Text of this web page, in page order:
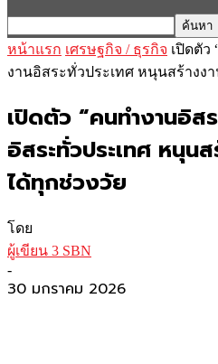
หน้าแรก เศรษฐกิจ / ธุรกิจ เปิดตัว
งานอิสระทั่วประเทศ หนุนสร้างง
เปิดตัว “คนทำงานอิส
อิสระทั่วประเทศ หนุน
ได้ทุกช่วงวัย
โดย
ผู้เขียน 3 SBN
-
30 มกราคม 2026